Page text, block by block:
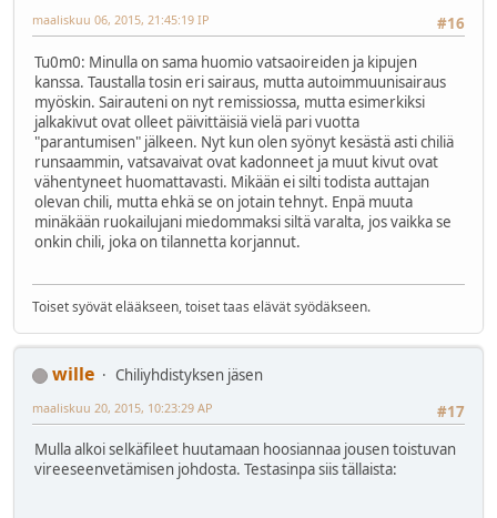
#16
maaliskuu 06, 2015, 21:45:19 IP
Tu0m0: Minulla on sama huomio vatsaoireiden ja kipujen
kanssa. Taustalla tosin eri sairaus, mutta autoimmuunisairaus
myöskin. Sairauteni on nyt remissiossa, mutta esimerkiksi
jalkakivut ovat olleet päivittäisiä vielä pari vuotta
"parantumisen" jälkeen. Nyt kun olen syönyt kesästä asti chiliä
runsaammin, vatsavaivat ovat kadonneet ja muut kivut ovat
vähentyneet huomattavasti. Mikään ei silti todista auttajan
olevan chili, mutta ehkä se on jotain tehnyt. Enpä muuta
minäkään ruokailujani miedommaksi siltä varalta, jos vaikka se
onkin chili, joka on tilannetta korjannut.
Toiset syövät elääkseen, toiset taas elävät syödäkseen.
wille
Chiliyhdistyksen jäsen
#17
maaliskuu 20, 2015, 10:23:29 AP
Mulla alkoi selkäfileet huutamaan hoosiannaa jousen toistuvan
vireeseenvetämisen johdosta. Testasinpa siis tällaista: